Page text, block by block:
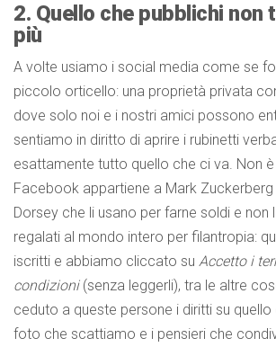
2. Quello che pubblichi non
più
A volte usiamo i social media come se
piccolo orticello: una proprietà privata
dove solo noi e i nostri amici possono
sentiamo in diritto di aprire i rubinetti
esattamente tutto quello che ci va. Non
Facebook appartiene a Mark
Dorsey che li usano per farne soldi e non
regalati al mondo intero per filantropia:
iscritti e abbiamo cliccato su Accetto i
condizioni(senza leggerli), tra le altre
ceduto a queste persone i diritti su
foto che scattiamo e i pensieri che